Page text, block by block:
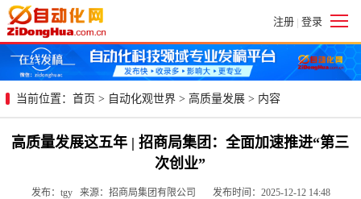
注册 | 登录
当前位置： 首页 > 自动化观世界 > 高质量发展 > 内容
高质量发展这五年 | 招商局集团：全面加速推进“第三
次创业”
发布：tgy 来源：招商局集团有限公司 发布时间：2025-12-12 14:48